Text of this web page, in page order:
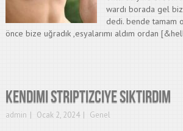
wardı borada gel
dedi. bende tamam
önce bize uğradık ,esyalarımı aldım ordan
kendimi striptizciye siktirdim
admin Ocak 2, 2024 Genel